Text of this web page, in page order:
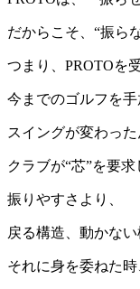
だからこそ、“振ら
つまり、PROTOを
今までのゴルフを手
スイングが変わった
クラブが“芯”を要求
振りやすさより、
戻る構造、動かない
それに身を委ねた時